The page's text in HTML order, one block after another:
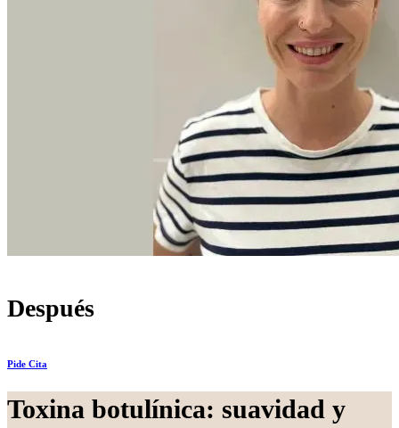
Después
Pide Cita
Toxina botulínica: suavidad y